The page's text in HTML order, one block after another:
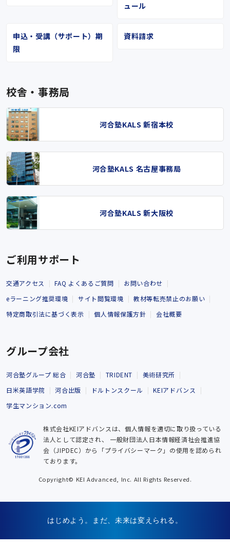
ュール
申込・受講（サポート）期
限
資料請求
校舎・事務局
河合塾KALS 新宿本校
河合塾KALS 名古屋事務局
河合塾KALS 新大阪校
ご利用サポート
交通アクセス FAQ よくあるご質問
お問い合わせ
eラーニング推奨環境
サイト閲覧環境
教材等転売禁止のお願い
特定商取引法に基づく表示
個人情報保護方針 会社概要
グループ会社
河合塾グループ 総合 河合塾 TRIDENT
美術研究所
日米英語学院
河合出版 ドルトンスクール
KEIアドバンス
学生マンション.com
株式会社KEIアドバンスは、個人情報を適切に取り扱っている
法人として認定され、 一般財団法人日本情報経済社会推進協
会（JIPDEC）から「プライバシーマーク」の使用を認められ
ております。
Copyright© KEI Advanced, Inc. All Rights Reserved.
はじめよう。まだ、未来は変えられる。